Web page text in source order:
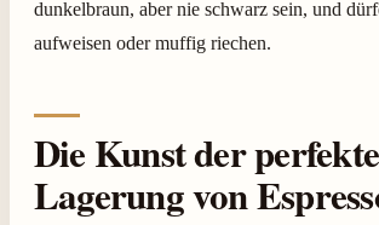
dunkelbraun, aber nie schwarz sein, und
aufweisen oder muffig riechen.
Die Kunst der
Lagerung von